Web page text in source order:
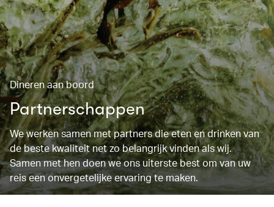
Dineren aan boord
Partnerschappen
We werken samen met partners die eten en drinken van
de beste kwaliteit net zo belangrijk vinden als wij.
Samen met hen doen we ons uiterste best om van uw
reis een onvergetelijke ervaring te maken.